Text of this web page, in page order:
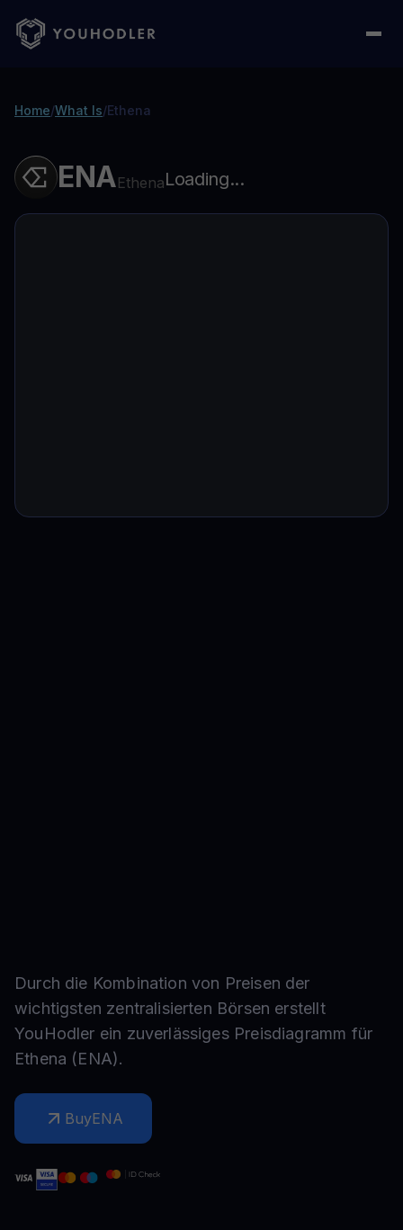
Home/What Is/Ethena
ENAEthenaLoading...
Durch die Kombination von Preisen der
wichtigsten zentralisierten Börsen erstellt
YouHodler ein zuverlässiges Preisdiagramm für
Ethena (ENA).
BuyENA